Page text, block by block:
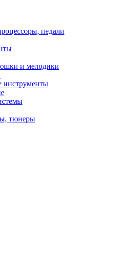
педали
и мелодики
инструменты
тюнеры